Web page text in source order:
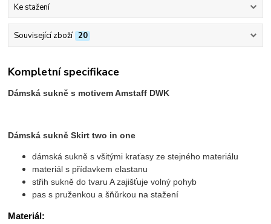
Ke stažení
Související zboží 20
Kompletní specifikace
Dámská sukně s motivem Amstaff DWK
Dámská sukně Skirt two in one
dámská sukně s všitými kraťasy ze stejného materiálu
materiál s přídavkem elastanu
střih sukně do tvaru A zajišťuje volný pohyb
pas s pruženkou a šňůrkou na stažení
Materiál: